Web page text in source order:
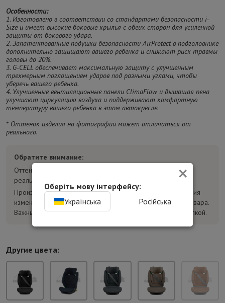
Особенности:
1. Изготовлено в соответствии со стандартами безопасности i-
Size и имеет высокие боковые крылья с обеих сторон для усиленной
защиты от бокового удара.
2. Запатентованные подушки безопасности AirProtect в подголовнике
дополнительно защищают вашего ребенка и снижают риск травмы
головы до 20%.
3. G-CELL обеспечивает максимальную защиту с улучшенным
трехмерным поглощением ударов под разными углами, чтобы
уберечь вашего ребенка.
4. Улучшенные вентиляционные панели ClimaFlow и дышащая пена
улучшают циркуляцию воздуха и поддерживают комфортную
температуру вашего ребенка в этом автокресле.
* Оттенок изделия на фотографии может отличаться от
реального.
Обратите внимание:
Оттенок товара на фотографиях может отличаться от
реального.
Производитель может без предварительного уведомления
изменять конструкцию, комплектацию и характеристики товара.
Важные параметры уточняйте у консультанта перед покупкой.
Другие цвета:
×
Оберіть мову інтерфейсу:
Українська
Російська